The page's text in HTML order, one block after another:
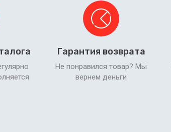
Гарантия возврата
Не понравился товар? Мы
вернем деньги